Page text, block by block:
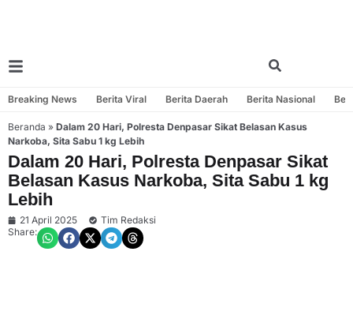
Breaking News Berita Viral Berita Daerah Berita Nasional
Beranda » Dalam 20 Hari, Polresta Denpasar Sikat Belasan Kasus
Narkoba, Sita Sabu 1 kg Lebih
Dalam 20 Hari, Polresta Denpasar Sikat
Belasan Kasus Narkoba, Sita Sabu 1 kg
Lebih
21 April 2025
Tim Redaksi
Share: